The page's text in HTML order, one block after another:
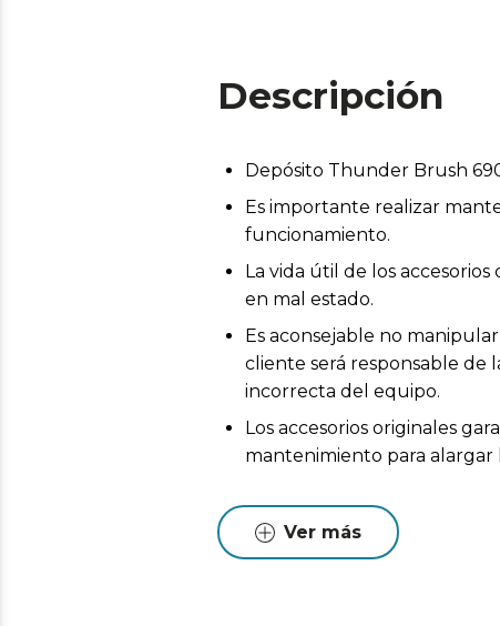
Descripción
Depósito Thunder Brush
Es importante realizar
funcionamiento.
La vida útil de los
en mal estado.
Es aconsejable no
cliente será responsable de
incorrecta del equipo.
Los accesorios originales
mantenimiento para
Ver más